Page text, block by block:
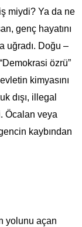
miydi? Ya da ne
genç hayatını
uğradı. Doğu –
özrü”
kimyasını
dışı, illegal
Öcalan veya
kaybından
yolunu açan